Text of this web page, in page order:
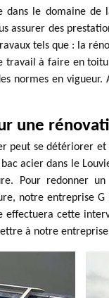
dans le domaine
assurer des
tels que : la
travail à faire en
normes en
une
peut se détériorer
acier dans le
Pour redonner
notre entreprise
effectuera cette
à notre